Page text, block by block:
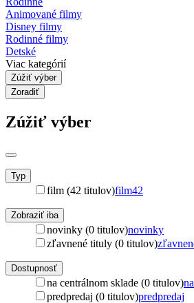
Animované filmy
Disney filmy
Rodinné filmy
Detské
Viac kategórií
Zúžiť výber
Zoradiť
Zúžiť výber
Typ
film (42 titulov)film42
Zobraziť iba
novinky (0 titulov)novinky
zľavnené tituly (0 titulov)
Dostupnosť
na centrálnom sklade (0 titulov)
predpredaj (0 titulov)predpredaj